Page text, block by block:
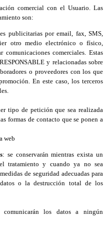
comercial con el Usuario. Las
son:
publicitarias por email, fax, SMS,
otro medio electrónico o físico,
comerciales. Estas
y relacionadas sobre
o proveedores con los que
En este caso, los terceros
tipo de petición que sea realizada
formas de contacto que se ponen a
web
: se conservarán mientras exista un
tratamiento y cuando ya no sea
de seguridad adecuadas para
o la destrucción total de los
los datos a ningún